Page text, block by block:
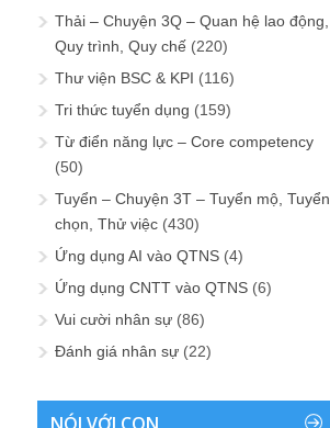
Thải – Chuyện 3Q – Quan hệ lao động,
Quy trình, Quy chế (220)
Thư viện BSC & KPI (116)
Tri thức tuyển dụng (159)
Từ điển năng lực – Core competency
(50)
Tuyển – Chuyện 3T – Tuyển mộ, Tuyển
chọn, Thử việc (430)
Ứng dụng AI vào QTNS (4)
Ứng dụng CNTT vào QTNS (6)
Vui cười nhân sự (86)
Đánh giá nhân sự (22)